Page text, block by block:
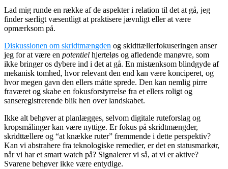
Lad mig runde en række af de aspekter i relation til det at gå, jeg
finder særligt væsentligt at praktisere jævnligt eller at være
opmærksom på.
Diskussionen om skridtmængden og skidttællerfokuseringen anser
jeg for at være en potentiel hjerteløs og afledende manøvre, som
ikke bringer os dybere ind i det at gå. En mistænksom blindgyde af
mekanisk tomhed, hvor relevant den end kan være konciperet, og
hvor megen gavn den ellers måtte sprede. Den kan nemlig pirre
fraværet og skabe en fokusforstyrrelse fra et ellers roligt og
sanseregistrerende blik hen over landskabet.
Ikke alt behøver at planlægges, selvom digitale ruteforslag og
kropsmålinger kan være nyttige. Er fokus på skridtmængder,
skridttællere og “at knække ruter” fremmende i dette perspektiv?
Kan vi abstrahere fra teknologiske remedier, er det en statusmarkør,
når vi har et smart watch på? Signalerer vi så, at vi er aktive?
Svarene behøver ikke være entydige.